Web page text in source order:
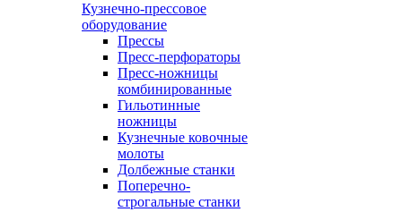
Кузнечно-прессовое
оборудование
Прессы
Пресс-перфораторы
Пресс-ножницы
комбинированные
Гильотинные
ножницы
Кузнечные ковочные
молоты
Долбежные станки
Поперечно-
строгальные станки